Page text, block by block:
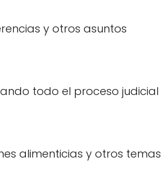
y otros asuntos
todo el proceso judicial
alimenticias y otros temas